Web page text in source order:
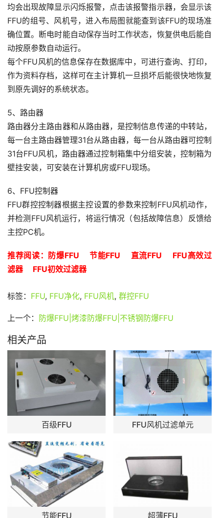
均会出现故障显示闪烁报警，点击该报警指示器，会显示该
FFU的组号、风机号，进入布局图就能查到该FFU的现场准
确位置。断电时能自动保存当时工作状态，恢复供电后能自
动按原参数自动运行。
每个FFU风机的信息保存在数据库中，可进行查询、打印，
作为资料存档，这样可在主计算机一旦损坏后能很快地恢复
到原先调好的系统状态。
5、路由器
路由器分主路由器和从路由器，是控制信息传递的中转站，
每一台主路由器管理31台从路由器，每一台从路由器可控制
31台FFU风机，路由器通过控制箱集中分组安装，控制箱为
壁挂安装，可安装在计算机房或FFU现场。
6、FFU控制器
FFU群控控制器根据主控设置的参数来控制FFU风机动作，
并检测FFU风机运行，将运行情况（包括故障信息）反馈给
主控PC机。
推荐阅读： 防爆FFU 节能FFU 直流FFU
FFU高效过
滤器
FFU初效过滤器
标签： FFU, FFU净化, FFU风机, 群控FFU
上一个： 防爆FFU|烤漆防爆FFU|不锈钢防爆FFU
相关产品
百级FFU FFU风机过滤单元
节能FFU 超薄FFU